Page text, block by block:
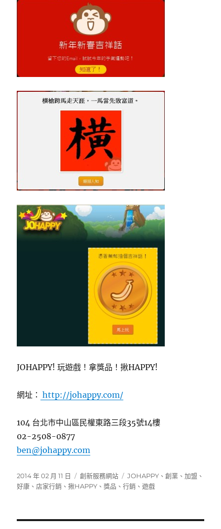
JOHAPPY! 玩遊戲！拿獎品！揪HAPPY!
網址： http://johappy.com/
104 台北市中山區民權東路三段35號14樓
02-2508-0877
ben@johappy.com
發
佈
2014 年 02 月 11 日
分
類
創新服務網站
標
籤
JOHAPPY 、創業 、加盟 、
好康 、 店家行銷 、揪HAPPY 、獎品 、行銷 、遊戲